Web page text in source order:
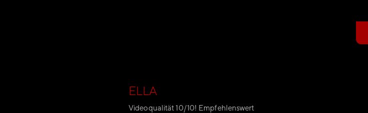
ELLA
Videoqualität 10/10! Empfehlenswert